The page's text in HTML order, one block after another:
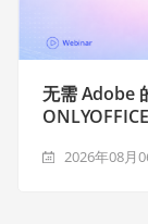
无需 Adobe
2026年08月